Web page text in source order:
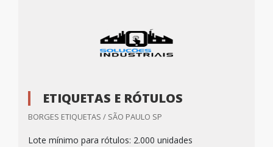
ETIQUETAS E RÓTULOS
BORGES ETIQUETAS / SÃO PAULO SP
Lote mínimo para rótulos: 2.000 unidades